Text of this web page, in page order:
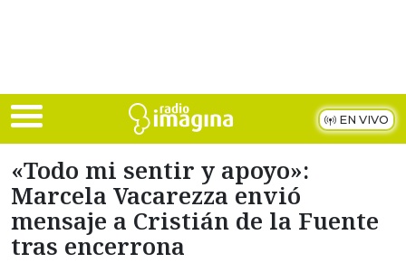
EN VIVO
«Todo mi sentir y apoyo»:
Marcela Vacarezza envió
mensaje a Cristián de la Fuente
tras encerrona